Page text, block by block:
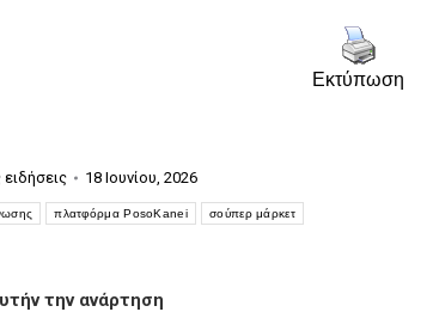
Εκτύπωση
18 Ιουνίου, 2026
πλατφόρμα PosoKanei σούπερ μάρκετ
την ανάρτηση